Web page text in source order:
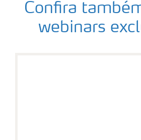
Confira
webinars